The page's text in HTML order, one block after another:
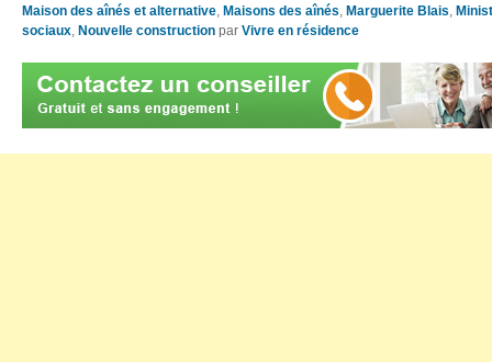
Maison des aînés et alternative Maisons des aînés Marguerite Blais
sociaux Nouvelle construction par Vivre en résidence